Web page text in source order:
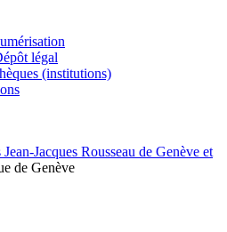
légal
(institutions)